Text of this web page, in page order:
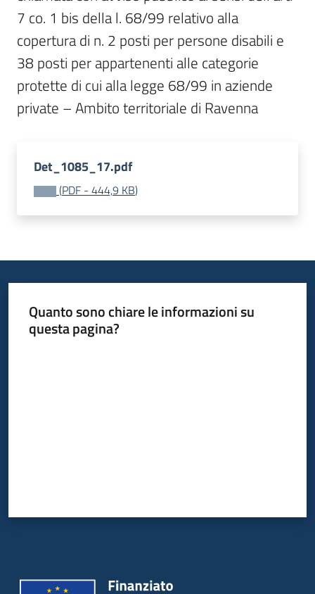
per
Lavoro
per
te
Seguici
7 co. 1 bis della l. 68/99 relativo alla
copertura di n. 2 posti per persone disabili e
38 posti per appartenenti alle categorie
protette di cui alla legge 68/99 in aziende
Det_1085_17.pdf
(PDF - 444,9 KB)
Quanto sono chiare le informazioni su
questa pagina?